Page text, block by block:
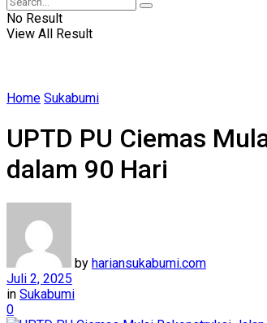
No Result
View All Result
Home Sukabumi
UPTD PU Ciemas
dalam 90 Hari
by hariansukabumi.com
Juli 2, 2025
in Sukabumi
0